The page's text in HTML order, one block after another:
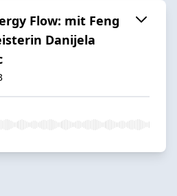
Flow: mit Feng
Danijela